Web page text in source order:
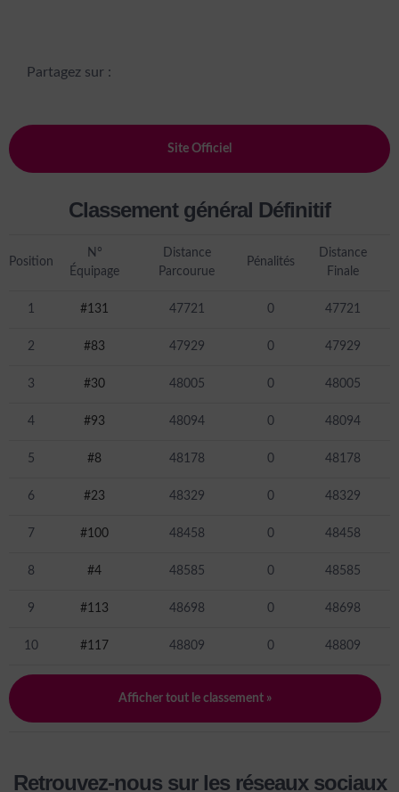
Partagez sur :
Site Officiel
Classement général Définitif
Position
N°
Équipage
Distance
Parcourue
Pénalités
Distance
Finale
1 #131 47721 0 47721
2 #83 47929 0 47929
3 #30 48005 0 48005
4 #93 48094 0 48094
5 #8 48178 0 48178
6 #23 48329 0 48329
7 #100 48458 0 48458
8 #4 48585 0 48585
9 #113 48698 0 48698
10 #117 48809 0 48809
Afficher tout le classement »
Retrouvez-nous sur les réseaux sociaux